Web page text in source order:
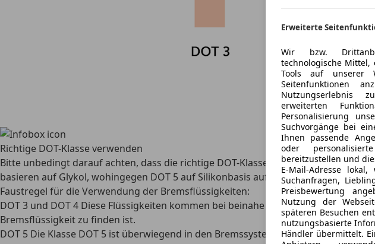
Erweiterte
Wir bzw.
technologische Mittel,
Tools auf unserer
Seitenfunktionen
Nutzungserlebnis
erweiterten
Personalisierung
Suchvorgänge bei
Ihnen passende
oder
bereitzustellen und
E-Mail-Adresse
Suchanfragen,
Preisbewertung
Nutzung der
späteren Besuchen
nutzungsbasierte
Händler übermittelt.
Richtige DOT-Klasse verwenden
Bitte unbedingt darauf achten, dass die richtige DOT-Klasse verwendet wird,
basieren auf Glykol, wohingegen DOT 5 auf Silikonbasis aufbaut. Die
Faustregel für die Verwendung der Bremsflüssigkeiten:
DOT 3 und DOT 4 Diese Flüssigkeiten kommen bei beinahe allen Motorrädern in
Bremsflüssigkeit zu finden ist.
DOT 5 Die Klasse DOT 5 ist überwiegend in den Bremssystemen vieler alter